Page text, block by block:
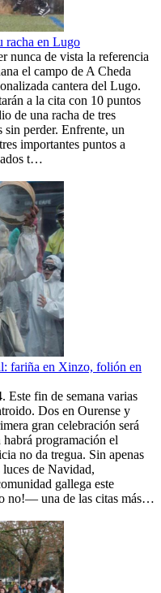
racha en Lugo
nunca de vista la referencia
el campo de A Cheda
cantera del Lugo.
a la cita con 10 puntos
de una racha de tres
perder. Enfrente, un
importantes puntos a
t…
fariña en Xinzo, folión en
Este fin de semana varias
Dos en Ourense y
gran celebración será
programación el
no da tregua. Sin apenas
de Navidad,
gallega este
no!— una de las citas más…